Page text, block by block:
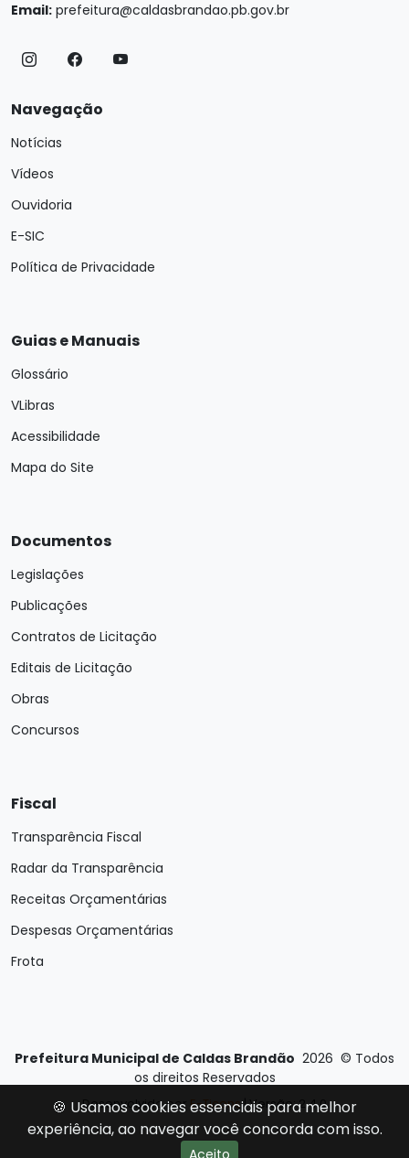
Email: prefeitura@caldasbrandao.pb.gov.br
Navegação
Notícias
Vídeos
Ouvidoria
E-SIC
Política de Privacidade
Guias e Manuais
Glossário
VLibras
Acessibilidade
Mapa do Site
Documentos
Legislações
Publicações
Contratos de Licitação
Editais de Licitação
Obras
Concursos
Fiscal
Transparência Fiscal
Radar da Transparência
Receitas Orçamentárias
Despesas Orçamentárias
Frota
Prefeitura Municipal de Caldas Brandão 2026 © Todos
os direitos Reservados
Desenvolvido por E-Ticons| Versão: 2.4.0
🍪 Usamos cookies essenciais para melhor
experiência, ao navegar você concorda com isso.
Aceito